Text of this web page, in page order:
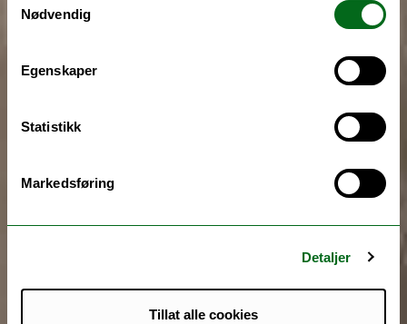
Nødvendig
Egenskaper
Statistikk
Markedsføring
Detaljer
Tillat alle cookies